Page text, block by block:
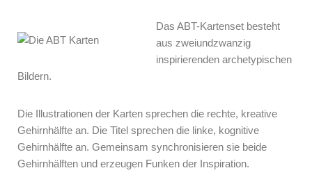
Das ABT-Kartenset besteht
aus zweiundzwanzig
inspirierenden archetypischen
Bildern.
Die Illustrationen der Karten sprechen die rechte, kreative
Gehirnhälfte an. Die Titel sprechen die linke, kognitive
Gehirnhälfte an. Gemeinsam synchronisieren sie beide
Gehirnhälften und erzeugen Funken der Inspiration.